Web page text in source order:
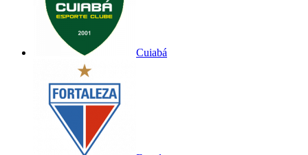
Cuiabá